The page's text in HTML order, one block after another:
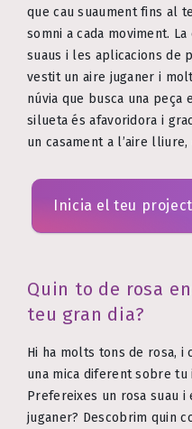
que cau suaument fins al
somni a cada moviment.
suaus i les aplicacions de
vestit un aire juganer i
núvia que busca una peça
silueta és afavoridora i
un casament a l’aire
Inicia el teu
Quin to de rosa
teu gran dia?
Hi ha molts tons de rosa, i
una mica diferent sobre
Prefereixes un rosa suau i
juganer? Descobrim quin